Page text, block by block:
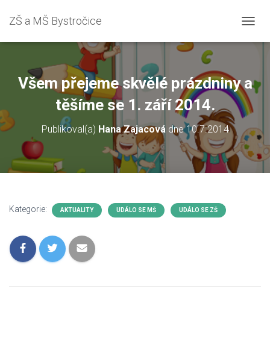
ZŠ a MŠ Bystročice
Ř
O
U
T
A
V
I
Všem přejeme skvělé prázdniny a
těšíme se 1. září 2014.
Publikoval(a) Hana Zajacovádne10.7.2014
Kategorie: AKTUALITY UDÁLO SE MŠ UDÁLO SE ZŠ